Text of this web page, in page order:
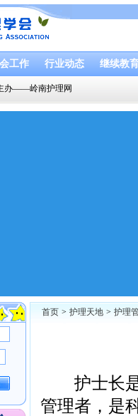
工作 行业动态 继续教
办——岭南护理网
首页 > 护理天地 > 护理
护士长是
管理者，是